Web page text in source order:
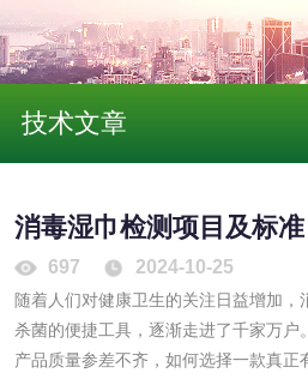
技术文章
消毒湿巾检测项目及标准
697 2024-10-25
随着人们对健康卫生的关注日益增加，
杀菌的便捷工具，逐渐走进了千家万户
产品质量参差不齐，如何选择一款真正
性试验
皮肤光变态反
花露水检测
清洗剂检测